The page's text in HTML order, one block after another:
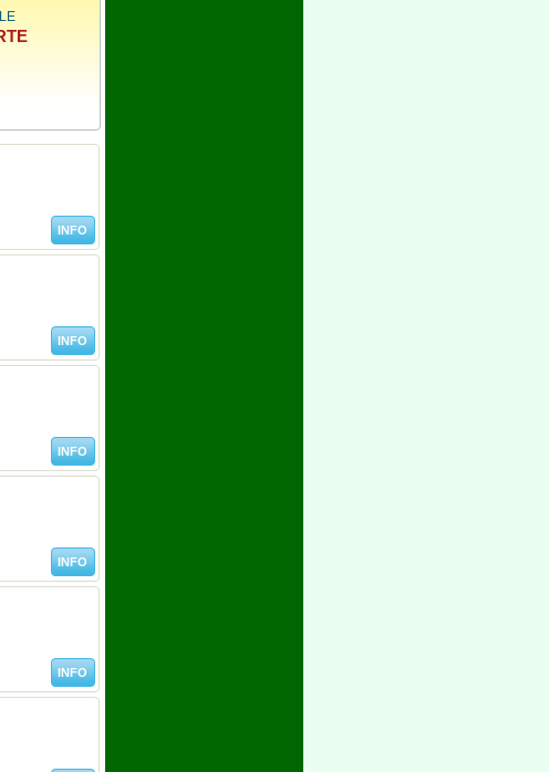
INFO
INFO
INFO
INFO
INFO